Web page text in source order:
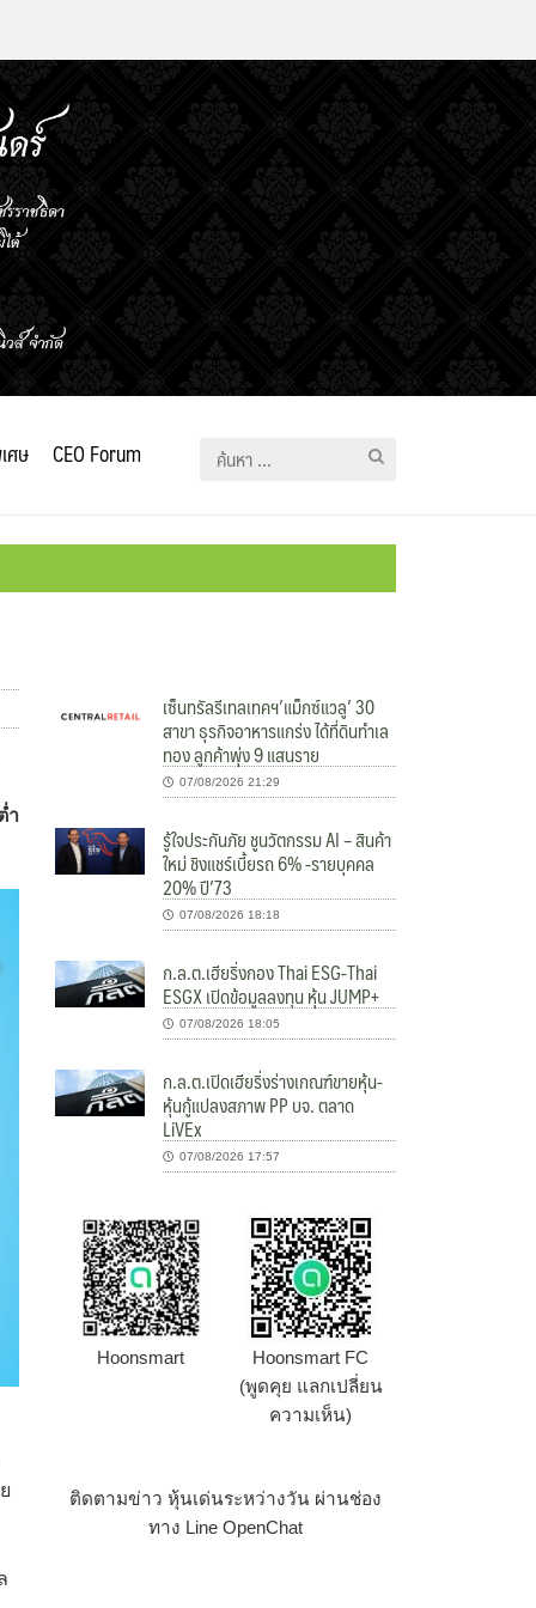
ศษ CEO Forum
ค้นหา
ำ
เซ็นทรัลรีเทลเทคฯ’แม็กซ์แวลู’ 30
สาขา ธุรกิจอาหารแกร่ง ได้ที่ดินทำเล
ทอง ลูกค้าพุ่ง 9 แสนราย
07/08/2026 21:29
รู้ใจประกันภัย ชูนวัตกรรม AI – สินค้า
ใหม่ ชิงแชร์เบี้ยรถ 6% -รายบุคคล
20% ปี’73
07/08/2026 18:18
ก.ล.ต.เฮียริ่งกอง Thai ESG-Thai
ESGX เปิดข้อมูลลงทุน หุ้น JUMP+
07/08/2026 18:05
ก.ล.ต.เปิดเฮียริ่งร่างเกณฑ์ขายหุ้น-
หุ้นกู้แปลงสภาพ PP บจ. ตลาด
LiVEx
07/08/2026 17:57
Hoonsmart
Hoonsmart FC
(พูดคุย แลกเปลี่ยน
ความเห็น)
ติดตามข่าว หุ้นเด่นระหว่างวัน ผ่านช่อง
ทาง Line OpenChat